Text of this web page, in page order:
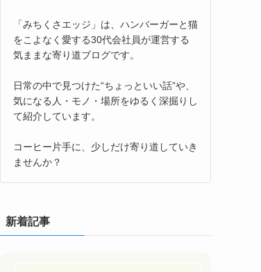
「みちくさエッジ」は、ハンバーガーと猫
をこよなく愛する30代会社員が運営する
気ままな寄り道ブログです。
日常の中で見つけた“ちょっといい話”や、
気になる人・モノ・場所をゆるく深掘りし
て紹介しています。
コーヒー片手に、少しだけ寄り道していき
ませんか？
新着記事